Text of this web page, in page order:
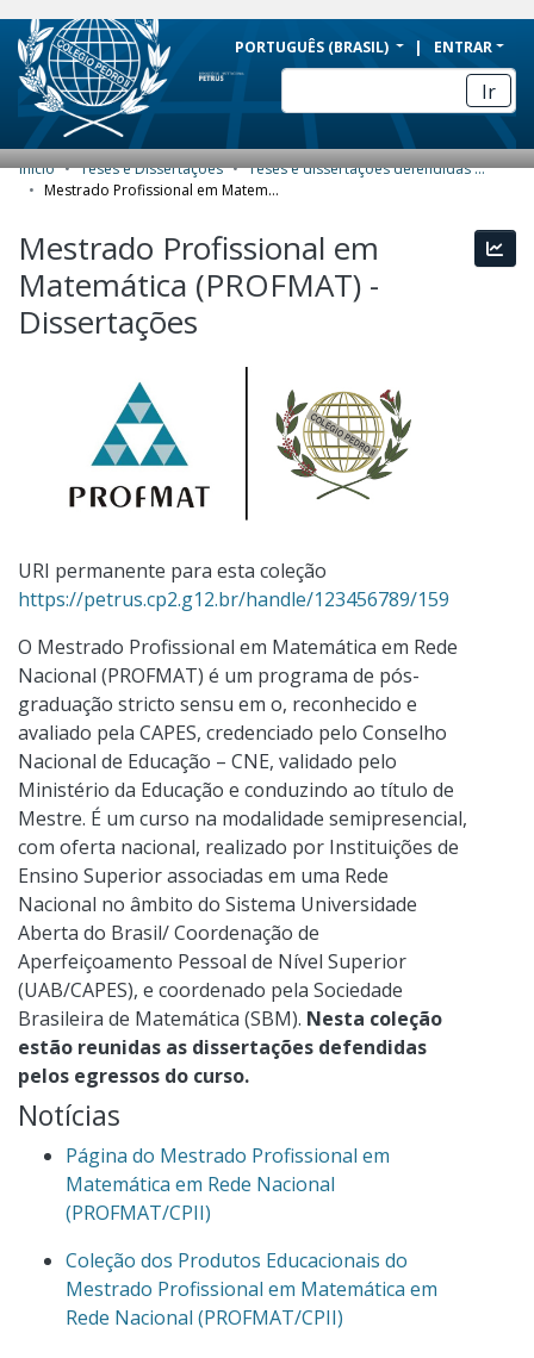
BRAZIL
Simplifique!
Comunica BR
Participe
Acesso à informação
Canais
PORTUGUÊS (BRASIL) ENTRAR
Ir
COMUNIDADES E COLEÇÕES
NAVEGAR
ESTATÍSTICAS
SOBRE
Início Teses e Dissertações
Teses e dissertações defendidas no CPII
Mestrado Profissional em Matemática (PROFMAT) - Dissertações
Mestrado Profissional em
Matemática (PROFMAT) -
Dissertações
URI permanente para esta coleção
https://petrus.cp2.g12.br/handle/123456789/159
O Mestrado Profissional em Matemática em Rede
Nacional (PROFMAT) é um programa de pós-
graduação stricto sensu em o, reconhecido e
avaliado pela CAPES, credenciado pelo Conselho
Nacional de Educação – CNE, validado pelo
Ministério da Educação e conduzindo ao título de
Mestre. É um curso na modalidade semipresencial,
com oferta nacional, realizado por Instituições de
Ensino Superior associadas em uma Rede
Nacional no âmbito do Sistema Universidade
Aberta do Brasil/ Coordenação de
Aperfeiçoamento Pessoal de Nível Superior
(UAB/CAPES), e coordenado pela Sociedade
Brasileira de Matemática (SBM). Nesta coleção
estão reunidas as dissertações defendidas
pelos egressos do curso.
Notícias
Página do Mestrado Profissional em
Matemática em Rede Nacional
(PROFMAT/CPII)
Coleção dos Produtos Educacionais do
Mestrado Profissional em Matemática em
Rede Nacional (PROFMAT/CPII)